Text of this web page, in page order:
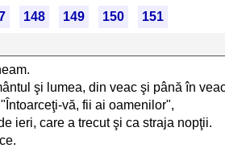
148 149 150
151
şi lumea, din veac şi până în
vă, fii ai oamenilor",
ieri, care a trecut şi ca straja nopţii.